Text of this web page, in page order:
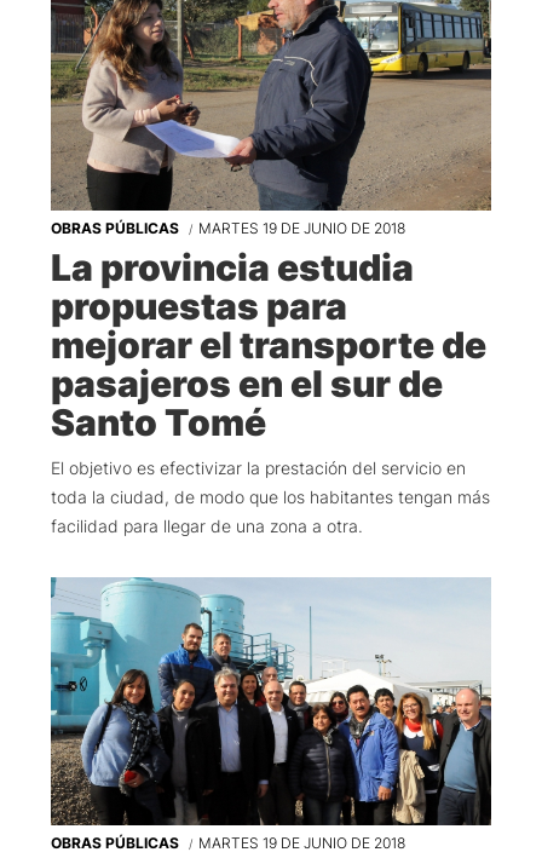
OBRAS PÚBLICAS MARTES 19 DE JUNIO DE 2018
La provincia estudia
propuestas para
mejorar el transporte de
pasajeros en el sur de
Santo Tomé
El objetivo es efectivizar la prestación del servicio en
toda la ciudad, de modo que los habitantes tengan más
facilidad para llegar de una zona a otra.
OBRAS PÚBLICAS MARTES 19 DE JUNIO DE 2018